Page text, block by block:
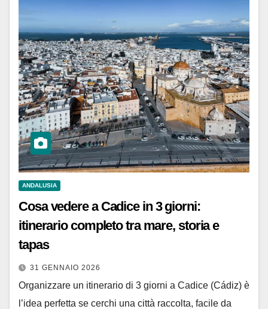
ANDALUSIA
Cosa vedere a Cadice in 3 giorni:
itinerario completo tra mare, storia e
tapas
31 GENNAIO 2026
Organizzare un itinerario di 3 giorni a Cadice (Cádiz) è
l’idea perfetta se cerchi una città raccolta, facile da